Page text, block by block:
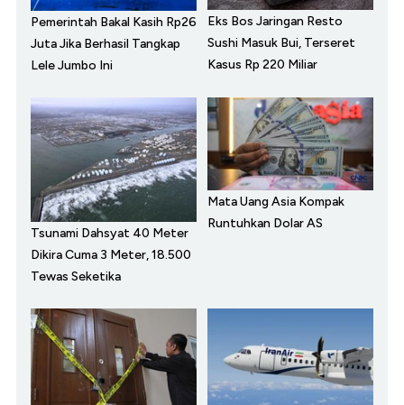
Pemerintah Bakal Kasih Rp26
Juta Jika Berhasil Tangkap
Lele Jumbo Ini
Eks Bos Jaringan Resto
Sushi Masuk Bui, Terseret
Kasus Rp 220 Miliar
Tsunami Dahsyat 40 Meter
Dikira Cuma 3 Meter, 18.500
Tewas Seketika
Mata Uang Asia Kompak
Runtuhkan Dolar AS